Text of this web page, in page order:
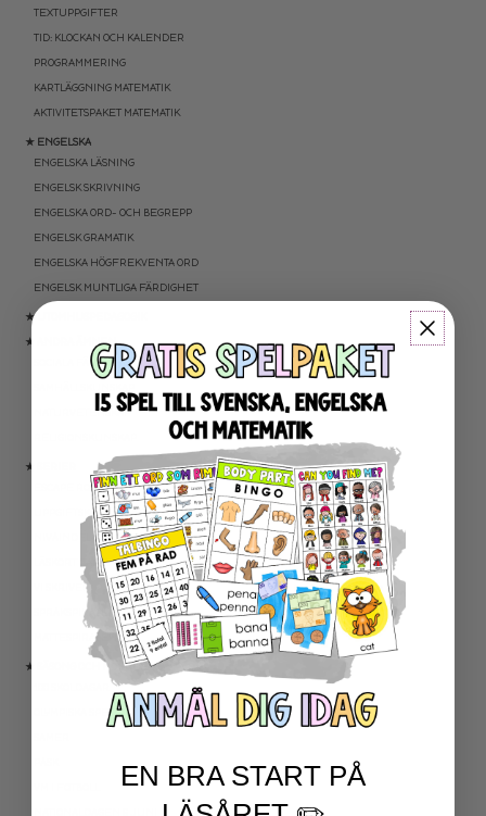
TEXTUPPGIFTER
TID: KLOCKAN OCH KALENDER
PROGRAMMERING
KARTLÄGGNING MATEMATIK
AKTIVITETSPAKET MATEMATIK
★ ENGELSKA
ENGELSKA LÄSNING
ENGELSK SKRIVNING
ENGELSKA ORD- OCH BEGREPP
ENGELSK GRAMATIK
ENGELSKA HÖGFREKVENTA ORD
ENGELSK MUNTLIGA FÄRDIGHET
★ UTOMHUSPEDAGOGIK
★ ANDRA ÄMNEN
SOCIALA FÄRDIGHETER
NATURVETENSKAP
★ SERIER
ESCAPE ROOMS
UPPGIFTSKORT SVENSKA
NIVÅINDELADE LÄSTEXTER
LÄSKORT FAKTA
VI SKRIVER
SPRÅKSPIRALEN
MATTESPIRALEN
★ SÄSONG OCH HÖGTIDER
OLYMPISKA SPELEN
EN BRA START PÅ